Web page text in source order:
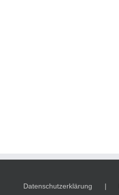
Datenschutzerklärung